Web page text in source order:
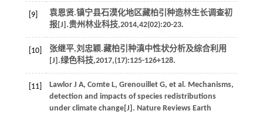
[9]
袁恩贤.镇宁县石漠化地区藏柏引种造林生长调查初
报[J].贵州林业科技,2014,42(02):20-23.
[10]
张继平,刘忠颖.藏柏引种滇中性状分析及综合利用
[J].绿色科技,2017,(17):125-126+128.
[11] Lawlor J A, Comte L, Grenouillet G, et al. Mechanisms,
detection and impacts of species redistributions
under climate change[J]. Nature Reviews Earth